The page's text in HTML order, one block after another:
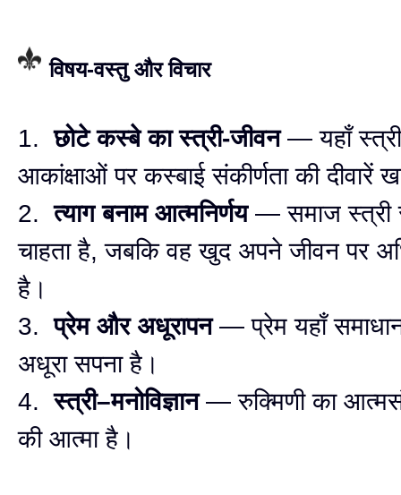
विषय-वस्तु और विचार
1.छोटे कस्बे का स्त्री-जीवन— यहाँ
आकांक्षाओं पर कस्बाई संकीर्णता की दीवारें
2.त्याग बनाम आत्मनिर्णय— समाज स्त्री
चाहता है, जबकि वह खुद अपने जीवन पर
है।
3.प्रेम और अधूरापन— प्रेम यहाँ
अधूरा सपना है।
4.स्त्री–मनोविज्ञान— रुक्मिणी का
की आत्मा है।